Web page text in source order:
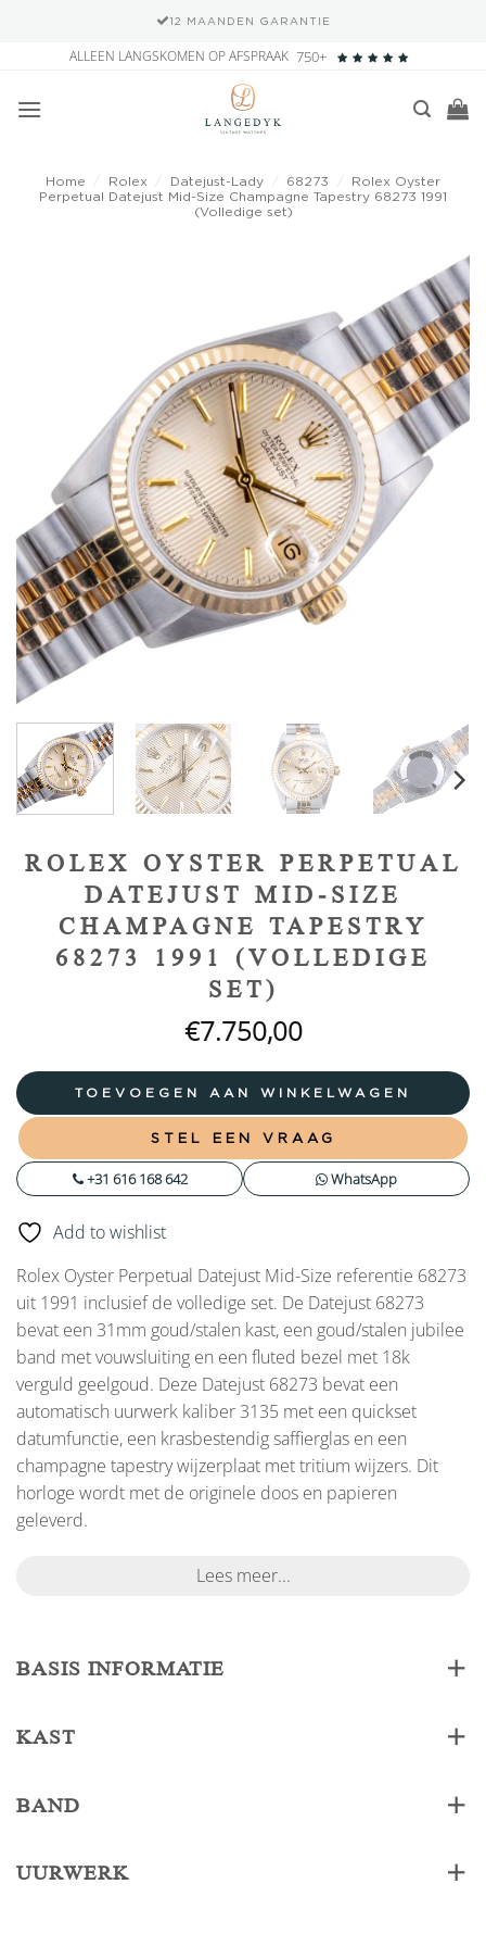
12 MAANDEN GARANTIE
inhoud
ALLEEN LANGSKOMEN OP AFSPRAAK 750+
Home Rolex Datejust-Lady 68273
Rolex Oyster
Perpetual Datejust Mid-Size Champagne Tapestry 68273 1991
(Volledige set)
Add to
wishlist
ROLEX OYSTER PERPETUAL
DATEJUST MID-SIZE
CHAMPAGNE TAPESTRY
68273 1991 (VOLLEDIGE
SET)
€7.750,00
TOEVOEGEN AAN WINKELWAGEN
STEL EEN VRAAG
+31 616 168 642 WhatsApp
Add to wishlist
Rolex Oyster Perpetual Datejust Mid-Size referentie 68273
uit 1991 inclusief de volledige set. De Datejust 68273
bevat een 31mm goud/stalen kast, een goud/stalen jubilee
band met vouwsluiting en een fluted bezel met 18k
verguld geelgoud. Deze Datejust 68273 bevat een
automatisch uurwerk kaliber 3135 met een quickset
datumfunctie, een krasbestendig saffierglas en een
champagne tapestry wijzerplaat met tritium wijzers. Dit
horloge wordt met de originele doos en papieren
geleverd.
Lees meer...
BASIS INFORMATIE
KAST
BAND
UURWERK